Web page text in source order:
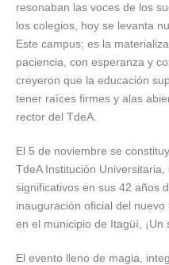
resonaban las voces de los
los colegios, hoy se levanta
Este campus; es la
paciencia, con esperanza y
creyeron que la educación
tener raíces firmes y alas
rector del TdeA.
El 5 de noviembre se
TdeA Institución
significativos en sus 42 años
inauguración oficial del nuevo
en el municipio de Itagüí, ¡Un
El evento lleno de magia,